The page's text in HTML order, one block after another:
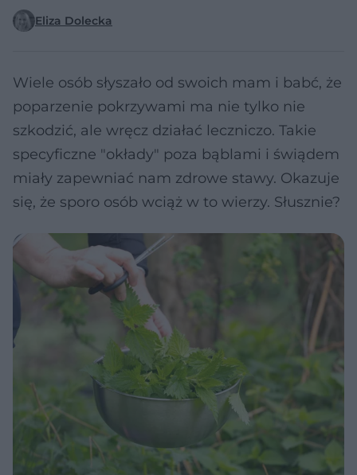
Eliza Dolecka
Wiele osób słyszało od swoich mam i babć, że
poparzenie pokrzywami ma nie tylko nie
szkodzić, ale wręcz działać leczniczo. Takie
specyficzne "okłady" poza bąblami i świądem
miały zapewniać nam zdrowe stawy. Okazuje
się, że sporo osób wciąż w to wierzy. Słusznie?